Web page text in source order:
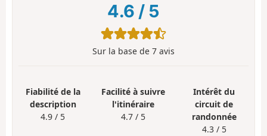
4.6 / 5
Sur la base de 7 avis
Fiabilité de la
description
4.9 / 5
Facilité à suivre
l'itinéraire
4.7 / 5
Intérêt du
circuit de
randonnée
4.3 / 5